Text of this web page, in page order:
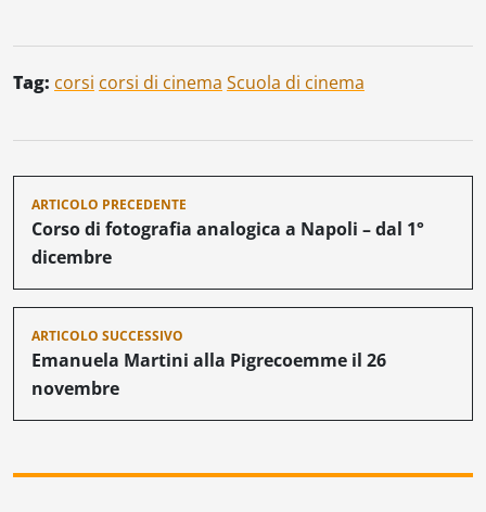
Tag: corsi corsi di cinema Scuola di cinema
Navigazione
articoli
ARTICOLO PRECEDENTE
Corso di fotografia analogica a Napoli – dal 1°
dicembre
ARTICOLO SUCCESSIVO
Emanuela Martini alla Pigrecoemme il 26
novembre